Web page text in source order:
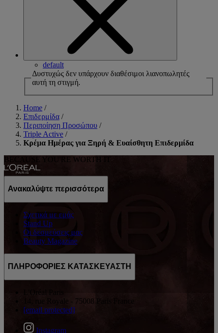
default
Δυστυχώς δεν υπάρχουν διαθέσιμοι λιανοπωλητές
αυτή τη στιγμή.
Home /
Επιδερμίδα /
Περιποίηση Προσώπου /
Triple Active /
Κρέμα Ημέρας για Ξηρή & Ευαίσθητη Επιδερμίδα
BECAUSE YOU'RE WORTH IT
Ανακαλύψτε περισσότερα
Σχετικά με εμάς
Stand Up
Οι δεσμεύσεις μας
Beauty Magazine
ΠΛΗΡΟΦΟΡΙΕΣ ΚΑΤΑΣΚΕΥΑΣΤΗ
L'Oréal Paris
14, rue Royale - 75008 Paris France
[email protected]
Instagram